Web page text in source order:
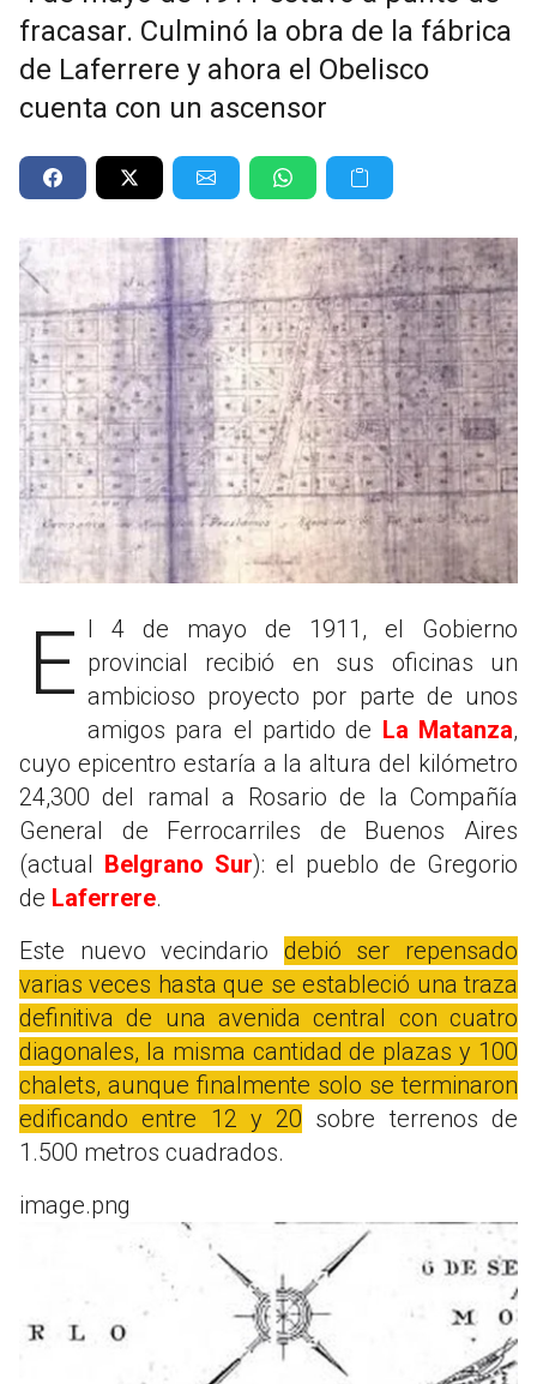
fracasar. Culminó la obra de la fábrica
de Laferrere y ahora el Obelisco
cuenta con un ascensor
El 4 de mayo de 1911, el Gobierno provincial recibió en sus oficinas un
ambicioso proyecto por parte de unos
amigos para el partido de La Matanza,
cuyo epicentro estaría a la altura del kilómetro
24,300 del ramal a Rosario de la Compañía
General de Ferrocarriles de Buenos Aires
(actual Belgrano Sur): el pueblo de Gregorio
de Laferrere.
Este nuevo vecindario debió ser repensado
varias veces hasta que se estableció una traza
definitiva de una avenida central con cuatro
diagonales, la misma cantidad de plazas y 100
chalets, aunque finalmente solo se terminaron
edificando entre 12 y 20 sobre terrenos de
1.500 metros cuadrados.
image.png